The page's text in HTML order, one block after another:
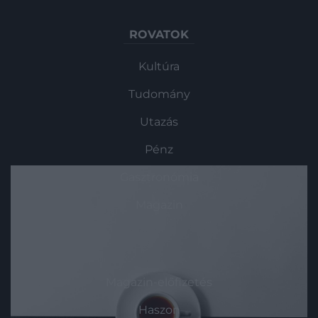
ROVATOK
Kultúra
Tudomány
Utazás
Pénz
Magazin-előfizetés
Haszon